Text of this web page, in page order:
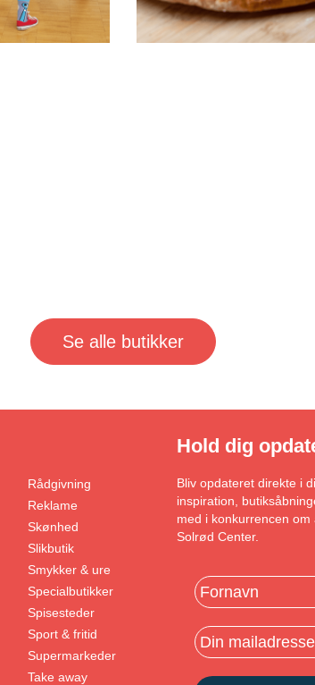
Se alle butikker
Rådgivning
Reklame
Skønhed
Slikbutik
Smykker & ure
Specialbutikker
Spisesteder
Sport & fritid
Supermarkeder
Take away
Hold dig
Bliv opdateret direkte i
inspiration,
med i konkurrencen
Solrød Center.